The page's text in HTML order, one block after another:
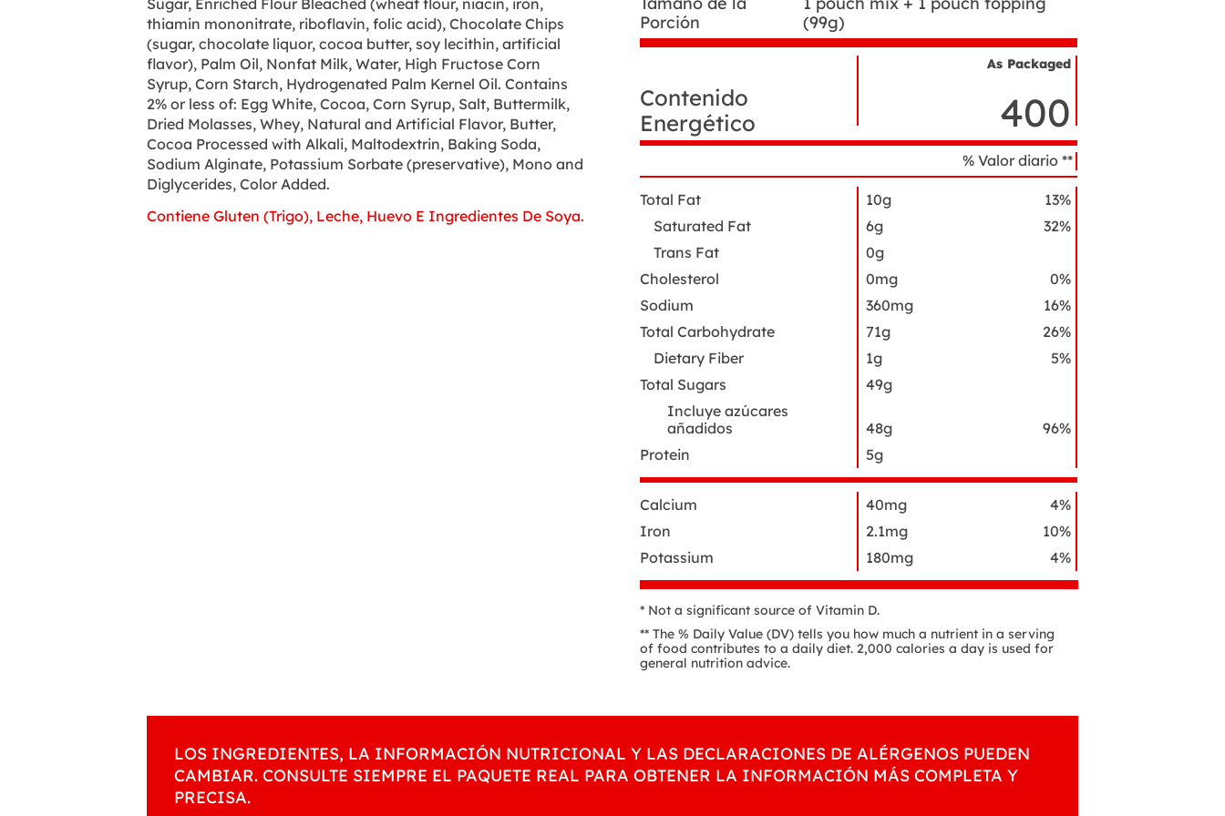
thiamin mononitrate, riboflavin, folic acid), Chocolate Chips
(sugar, chocolate liquor, cocoa butter, soy lecithin, artificial
flavor), Palm Oil, Nonfat Milk, Water, High Fructose Corn
Syrup, Corn Starch, Hydrogenated Palm Kernel Oil. Contains
2% or less of: Egg White, Cocoa, Corn Syrup, Salt, Buttermilk,
Dried Molasses, Whey, Natural and Artificial Flavor, Butter,
Cocoa Processed with Alkali, Maltodextrin, Baking Soda,
Sodium Alginate, Potassium Sorbate (preservative), Mono and
Diglycerides, Color Added.
Contiene Gluten (Trigo), Leche, Huevo E Ingredientes De Soya.
Porción
(99g)
Datos
de
nutrición
As Packaged
Contenido
Energético
400
% Valor diario **
Total Fat 10g
13%
Saturated Fat
6g
32%
Trans Fat
0g
Cholesterol
0mg
0%
Sodium
360mg
16%
Total Carbohydrate
71g
26%
Dietary Fiber
1g
5%
Total Sugars
49g
Incluye azúcares
añadidos
48g
96%
Protein
5g
Calcium 40mg
4%
Iron
2.1mg
10%
Potassium
180mg 4%
* Not a significant source of Vitamin D.
** The % Daily Value (DV) tells you how much a nutrient in a serving
of food contributes to a daily diet. 2,000 calories a day is used for
general nutrition advice.
LOS INGREDIENTES, LA INFORMACIÓN NUTRICIONAL Y LAS DECLARACIONES DE ALÉRGENOS PUEDEN
CAMBIAR. CONSULTE SIEMPRE EL PAQUETE REAL PARA OBTENER LA INFORMACIÓN MÁS COMPLETA Y
PRECISA.